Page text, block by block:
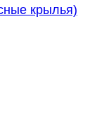
крылья)